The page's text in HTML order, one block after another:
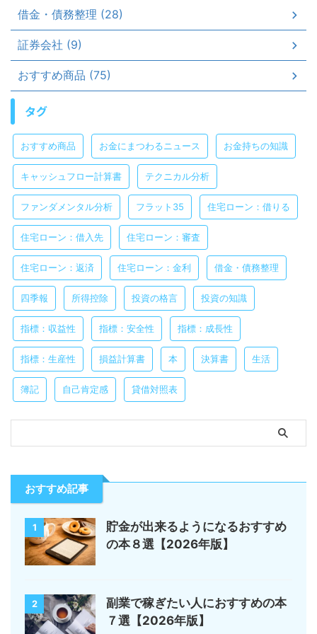
借金・債務整理 (28)
証券会社 (9)
おすすめ商品 (75)
タグ
おすすめ商品 お金にまつわるニュース お金持ちの知識
キャッシュフロー計算書 テクニカル分析
ファンダメンタル分析 フラット35 住宅ローン：借りる
住宅ローン：借入先 住宅ローン：審査
住宅ローン：返済 住宅ローン：金利 借金・債務整理
四季報 所得控除 投資の格言 投資の知識
指標：収益性 指標：安全性 指標：成長性
指標：生産性 損益計算書 本 決算書 生活
簿記 自己肯定感 貸借対照表
おすすめ記事
1
貯金が出来るようになるおすすめ
の本８選【2026年版】
2
副業で稼ぎたい人におすすめの本
７選【2026年版】